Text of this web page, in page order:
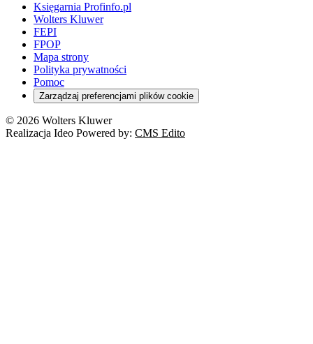
Nowe uprawnienia PIP
Orzeczenia
Energetyka
ESG
Kredyty
Cło
Deregulacja
Cyberbezpieczeństwo
Franczyza
Prawo autorskie
Domowe finanse
Emerytury i renty
Pacjent
Szkoła i uczeń
Turystyka
Orzeczenia
RODO
Księgarnia Profinfo.pl
Wolters Kluwer
FEPI
FPOP
Mapa strony
Polityka prywatności
Pomoc
Zarządzaj preferencjami plików cookie
© 2026 Wolters Kluwer
Realizacja Ideo Powered by: CMS Edito